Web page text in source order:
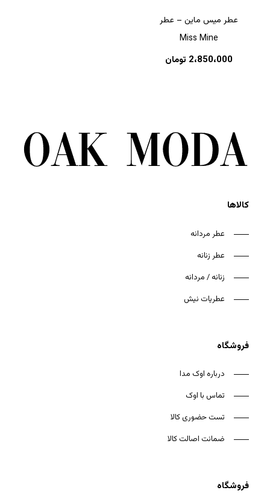
عطر میس ماین – عطر
Miss Mine
2،850،000 تومان
کالاها
عطر مردانه
عطر زنانه
زنانه / مردانه
عطریات نیش
فروشگاه
درباره اوک مدا
تماس با اوک
تست حضوری کالا
ضمانت اصالت کالا
فروشگاه